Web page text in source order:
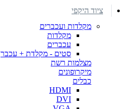
ציוד היקפי
מקלדות ועכברים
מקלדות
עכברים
סטים - מקלדת + עכבר
מצלמות רשת
מיקרופונים
כבלים
HDMI
DVI